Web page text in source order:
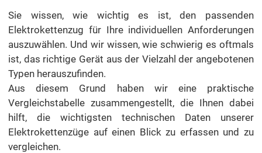
Sie wissen, wie wichtig es ist, den passenden
Elektrokettenzug für Ihre individuellen Anforderungen
auszuwählen. Und wir wissen, wie schwierig es oftmals
ist, das richtige Gerät aus der Vielzahl der angebotenen
Typen herauszufinden.
Aus diesem Grund haben wir eine praktische
Vergleichstabelle zusammengestellt, die Ihnen dabei
hilft, die wichtigsten technischen Daten unserer
Elektrokettenzüge auf einen Blick zu erfassen und zu
vergleichen.